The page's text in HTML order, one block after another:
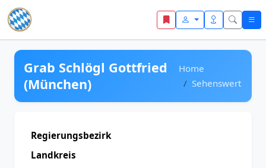
Zum Inhalt springen
Grab Schlögl Gottfried
(München)
Home
Sehenswert
Regierungsbezirk
Landkreis